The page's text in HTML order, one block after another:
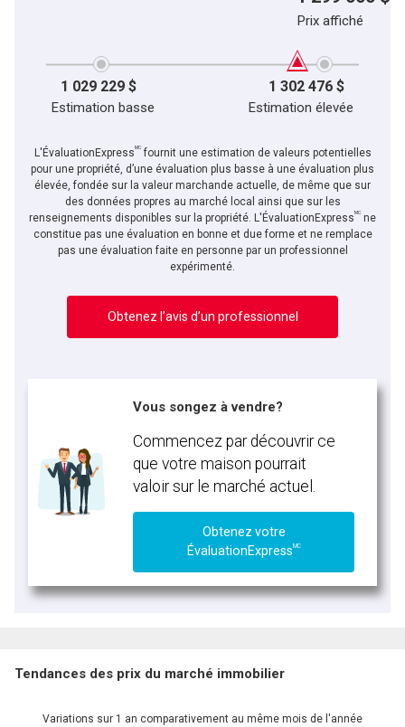
Prix affiché
1 029 229 $ 1 302 476 $
Estimation basse Estimation élevée
L'ÉvaluationExpressMCfournit une estimation de valeurs potentielles
pour une propriété, d’une évaluation plus basse à une évaluation plus
élevée, fondée sur la valeur marchande actuelle, de même que sur
des données propres au marché local ainsi que sur les
renseignements disponibles sur la propriété. L'ÉvaluationExpressMC ne
constitue pas une évaluation en bonne et due forme et ne remplace
pas une évaluation faite en personne par un professionnel
expérimenté.
Obtenez l’avis d’un professionnel
Vous songez à vendre?
Commencez par découvrir ce
que votre maison pourrait
valoir sur le marché actuel.
Obtenez votre
ÉvaluationExpressMC
Tendances des prix du marché immobilier
Variations sur 1 an comparativement au même mois de l'année